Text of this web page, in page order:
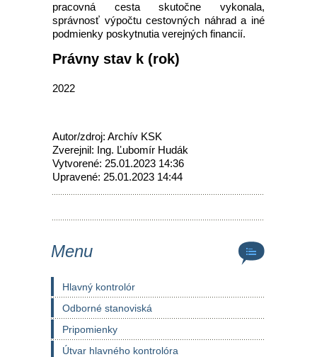
pracovná cesta skutočne vykonala,
správnosť výpočtu cestovných náhrad a iné
podmienky poskytnutia verejných financií.
Právny stav k (rok)
2022
Autor/zdroj: Archív KSK
Zverejnil: Ing. Ľubomír Hudák
Vytvorené: 25.01.2023 14:36
Upravené: 25.01.2023 14:44
Menu
Hlavný kontrolór
Odborné stanoviská
Pripomienky
Útvar hlavného kontrolóra